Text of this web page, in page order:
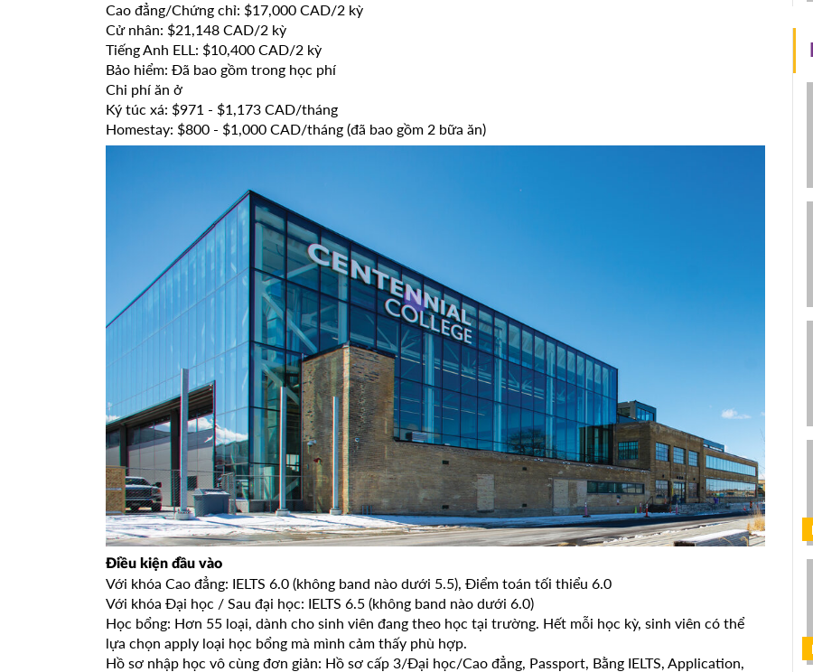
Cao đẳng/Chứng chỉ: $17,000 CAD/2 kỳ
Cử nhân: $21,148 CAD/2 kỳ
Tiếng Anh ELL: $10,400 CAD/2 kỳ
Bảo hiểm: Đã bao gồm trong học phí
Chi phí ăn ở
Ký túc xá: $971 - $1,173 CAD/tháng
Homestay: $800 - $1,000 CAD/tháng (đã bao gồm 2 bữa ăn)
Điều kiện đầu vào
Với khóa Cao đẳng: IELTS 6.0 (không band nào dưới 5.5), Điểm toán tối thiểu 6.0
Với khóa Đại học / Sau đại học: IELTS 6.5 (không band nào dưới 6.0)
Học bổng: Hơn 55 loại, dành cho sinh viên đang theo học tại trường. Hết mỗi học kỳ, sinh viên có thể
lựa chọn apply loại học bổng mà mình cảm thấy phù hợp.
Hồ sơ nhập học vô cùng đơn giản: Hồ sơ cấp 3/Đại học/Cao đẳng, Passport, Bằng IELTS, Application,